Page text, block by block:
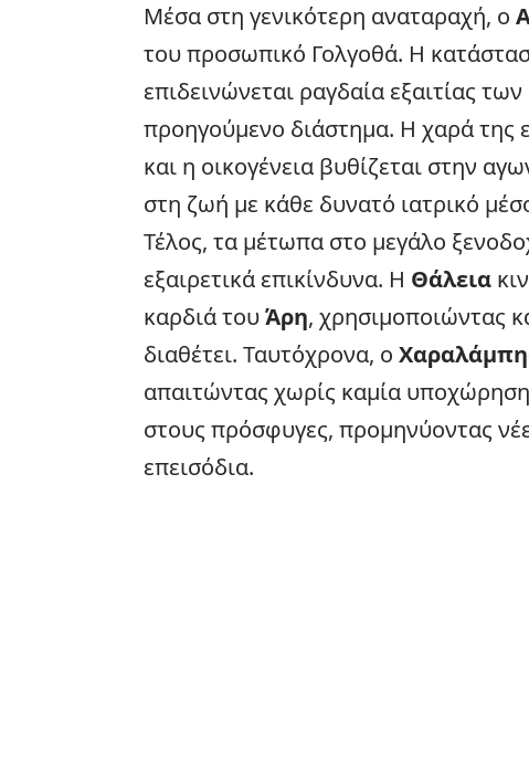
Μέσα στη γενικότερη αναταραχή, ο
του προσωπικό Γολγοθά. Η
επιδεινώνεται ραγδαία εξαιτίας
προηγούμενο διάστημα. Η χαρά της
και η οικογένεια βυθίζεται στην
στη ζωή με κάθε δυνατό ιατρικό
Τέλος, τα μέτωπα στο μεγάλο
εξαιρετικά επικίνδυνα. Η Θάλεια
καρδιά τουΆρη, χρησιμοποιώντας
διαθέτει. Ταυτόχρονα, ο
απαιτώντας χωρίς καμία
στους πρόσφυγες, προμηνύοντας
επεισόδια.